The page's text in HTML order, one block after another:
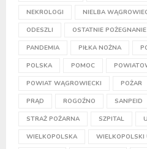
NEKROLOGI NIELBA
ODESZLI OSTATNIE POŻEGNANIE
PANDEMIA PIŁKA NOŻNA
POLSKA POMOC
POWIAT WĄGROWIECKI POŻAR
PRĄD ROGOŹNO SANPEID
STRAŻ POŻARNA SZPITAL
WIELKOPOLSKA WIELKOPOLSKI